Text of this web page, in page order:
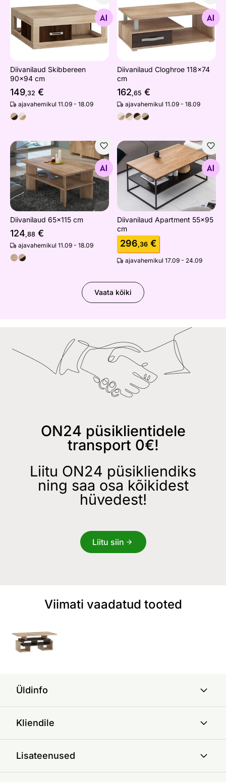
Diivanilaud Skibbereen 90x94 cm
Otsi sarnaseid
Diivanilaud Skibbereen
90x94 cm
149,32 €
ajavahemikul 11.09 - 18.09
Diivanilaud Cloghroe
Otsi sarnaseid
Diivanilaud Cloghroe 118x74
cm
162,65 €
ajavahemikul 11.09 - 18.09
Diivanilaud 65x115 cm
Otsi sarnaseid
Diivanilaud 65x115 cm
124,88 €
ajavahemikul 11.09 - 18.09
Diivanilaud Apartment
Otsi sarnaseid
Diivanilaud Apartment 55x95
cm
296,36 €
ajavahemikul 17.09 - 24.09
Vaata kõiki
ON24 püsiklientidele
transport 0€!
Liitu ON24 püsikliendiks
ning saa osa kõikidest
hüvedest!
Liitu siin
Viimati vaadatud tooted
Üldinfo
Kliendile
Lisateenused